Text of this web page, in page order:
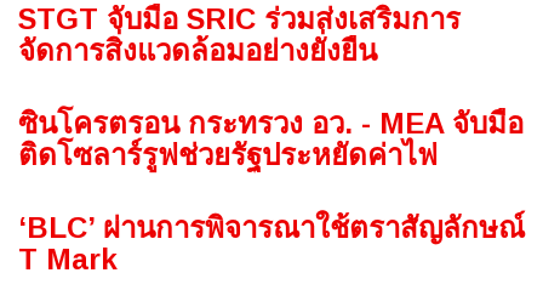
STGT จับมือ SRIC ร่วมส่งเสริมการ
จัดการสิ่งแวดล้อมอย่างยั่งยืน
ซินโครตรอน กระทรวง อว. - MEA จับมือ
ติดโซลาร์รูฟช่วยรัฐประหยัดค่าไฟ
‘BLC’ ผ่านการพิจารณาใช้ตราสัญลักษณ์
T Mark